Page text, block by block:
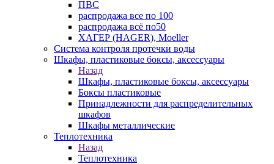
ПВС
распродажа все по 100
распродажа всё по50
ХАГЕР (HAGER), Moeller
Система контроля протечки воды
Шкафы, пластиковые боксы, аксессуары
Назад
Шкафы, пластиковые боксы, аксессуары
Боксы пластиковые
Принадлежности для распределительных
шкафов
Шкафы металлические
Теплотехника
Назад
Теплотехника